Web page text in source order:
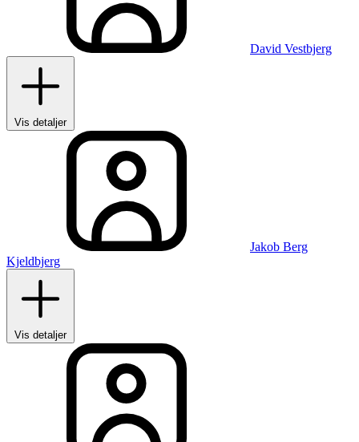
David Vestbjerg
Vis detaljer
Jakob Berg
Kjeldbjerg
Vis detaljer